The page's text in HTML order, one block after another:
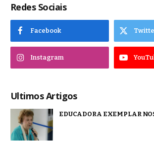
Redes Sociais
Facebook
Instagram
Ultimos Artigos
EDUCADORA EXEMPLAR